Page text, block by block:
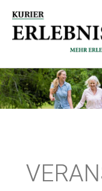
Inhalt
springen